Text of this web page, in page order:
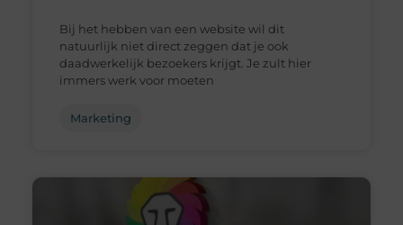
Bij het hebben van een website wil dit
natuurlijk niet direct zeggen dat je ook
daadwerkelijk bezoekers krijgt. Je zult hier
immers werk voor moeten
Marketing